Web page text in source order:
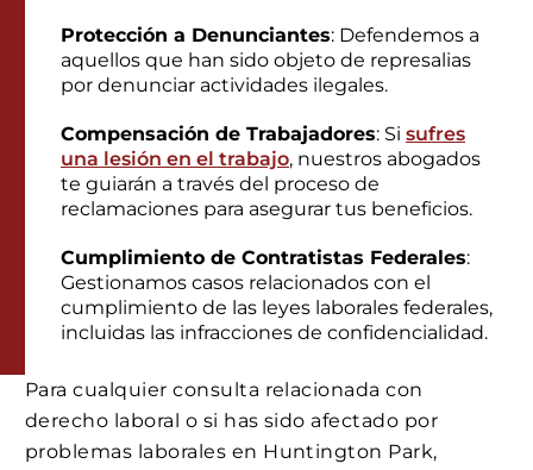
Protección a Denunciantes: Defendemos a
aquellos que han sido objeto de represalias
por denunciar actividades ilegales.
Compensación de Trabajadores: Si sufres
una lesión en el trabajo, nuestros abogados
te guiarán a través del proceso de
reclamaciones para asegurar tus beneficios.
Cumplimiento de Contratistas Federales:
Gestionamos casos relacionados con el
cumplimiento de las leyes laborales federales,
incluidas las infracciones de confidencialidad.
Para cualquier consulta relacionada con
derecho laboral o si has sido afectado por
problemas laborales en Huntington Park,